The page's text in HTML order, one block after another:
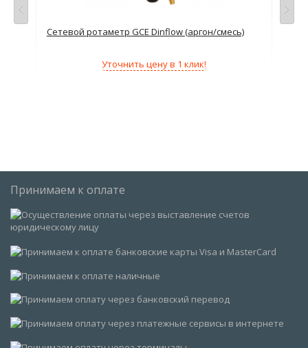
Сетевой ротаметр GCE Dinflow (аргон/смесь)
Уточнить цену в 1 клик!
Принимаем к оплате